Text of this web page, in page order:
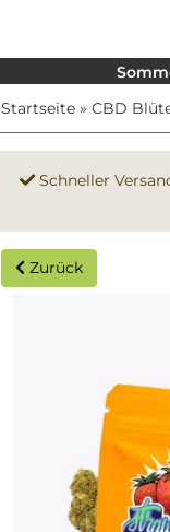
Startseite » CBD
Schneller
Zurück